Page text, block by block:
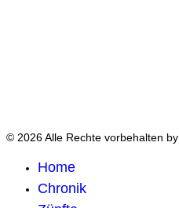
© 2026 Alle Rechte vorbehalten by
Home
Chronik